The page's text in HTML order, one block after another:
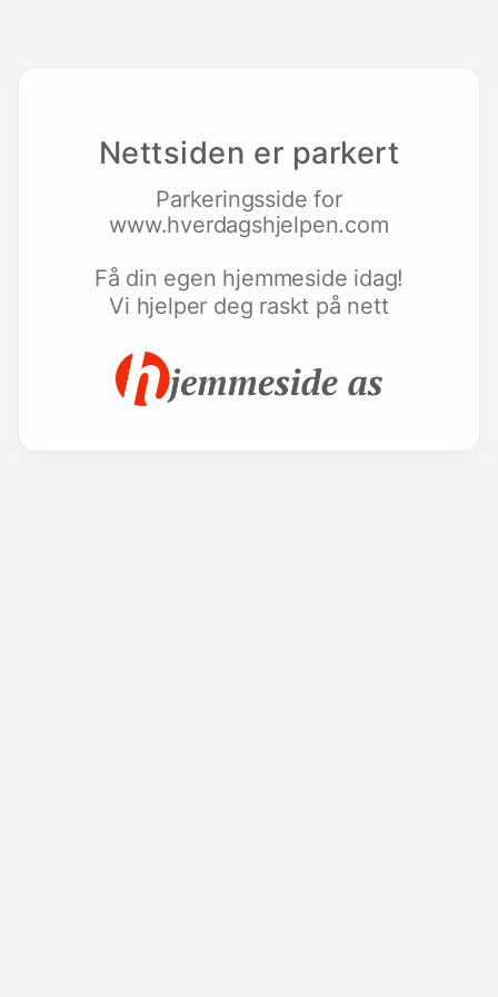
Nettsiden er parkert
Parkeringsside for
www.hverdagshjelpen.com
Få din egen hjemmeside idag!
Vi hjelper deg raskt på nett